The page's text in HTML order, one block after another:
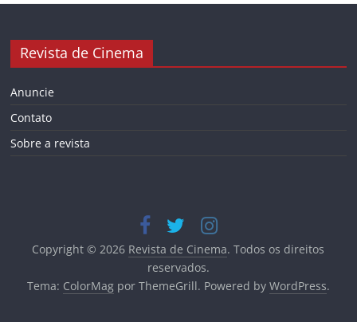
Revista de Cinema
Anuncie
Contato
Sobre a revista
Copyright © 2026 Revista de Cinema. Todos os direitos
reservados.
Tema: ColorMagpor ThemeGrill. Powered by WordPress.